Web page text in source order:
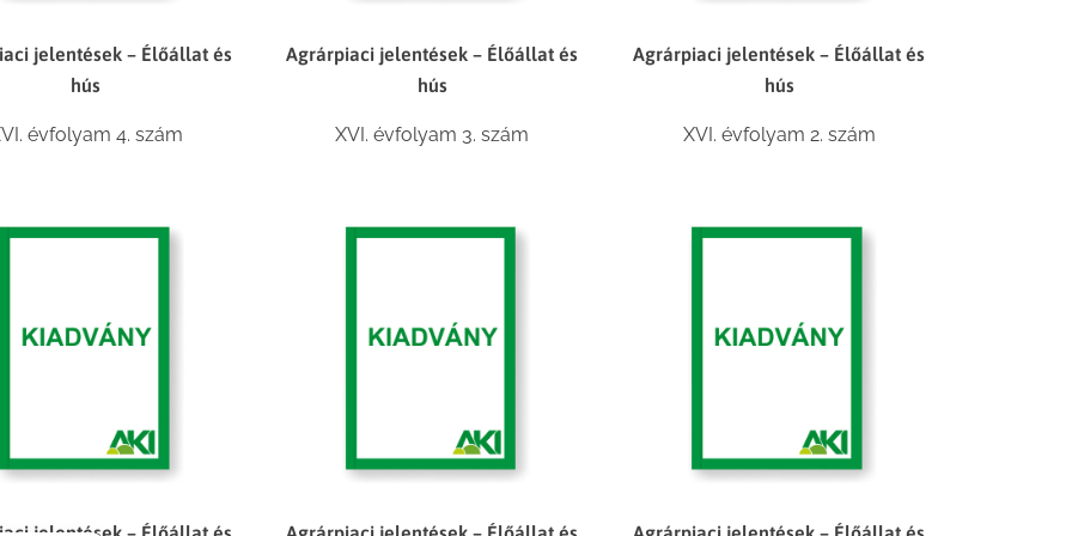
jelentések – Élőállat és
hús
évfolyam 4. szám
Agrárpiaci jelentések – Élőállat és
hús
XVI. évfolyam 3. szám
Agrárpiaci jelentések – Élőállat és
hús
XVI. évfolyam 2. szám